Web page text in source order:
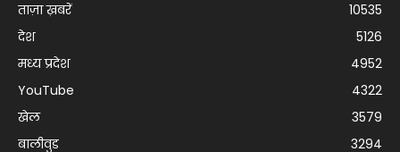
ताज़ा ख़बरें
10535
देश
5126
मध्य प्रदेश
4952
YouTube
4322
खेल
3579
बालीवुड
3294